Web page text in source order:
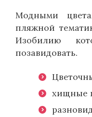
Модными
пляжной
Изобилию
позавидовать.
хищные